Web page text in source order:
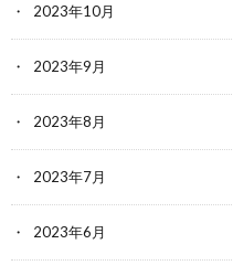
2023年10月
2023年9月
2023年8月
2023年7月
2023年6月